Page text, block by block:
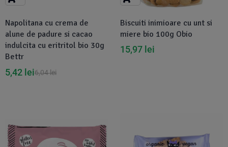
Napolitana cu crema de
alune de padure si cacao
indulcita cu eritritol bio 30g
Bettr
6,04lei
5,42 lei
Biscuiti inimioare cu unt si
miere bio 100g Obio
15,97 lei
-2%